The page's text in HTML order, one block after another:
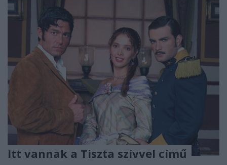
Itt vannak a Tiszta szívvel című